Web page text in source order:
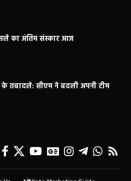
का अंतिम संस्कार आज
तबादले: सीएम ने बदली अपनी टीम